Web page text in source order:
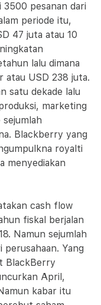
pesanan dari
periode itu,
47 juta atau 10
lalu dimana
atau USD 238 juta.
satu dekade lalu
marketing
Blackberry yang
royalti
menyediakan
cash flow
fiskal berjalan
Namun sejumlah
Yang
BlackBerry
April,
kabar itu